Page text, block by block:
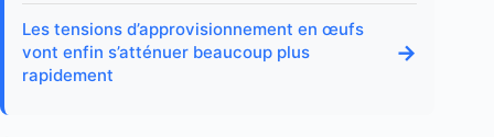
Les tensions d’approvisionnement en œufs
vont enfin s’atténuer beaucoup plus
rapidement
→